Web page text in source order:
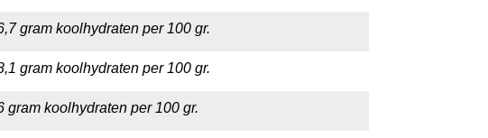
gram koolhydraten per 100 gr.
gram koolhydraten per 100 gr.
gram koolhydraten per 100 gr.